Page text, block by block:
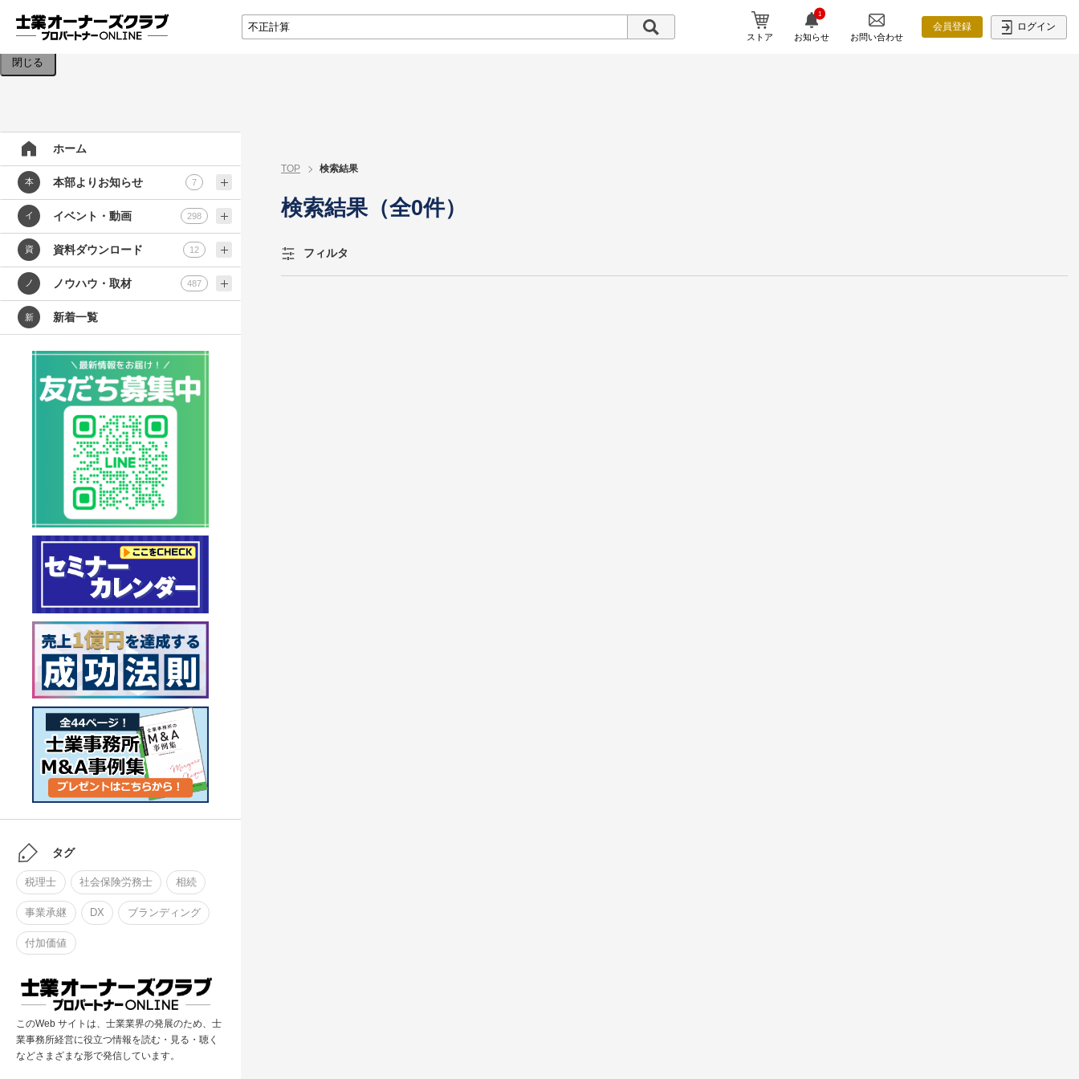
ストア
1
お知らせ お問い合わせ
会員登録 ログイン
検索条件を入力してください。
閉じる
ホーム
本 本部よりお知らせ 7
イ イベント・動画 298
資 資料ダウンロード 12
ノ ノウハウ・取材 487
新 新着一覧
タグ
税理士 社会保険労務士 相続
事業承継 DX ブランディング
付加価値
このWeb サイトは、士業業界の発展のため、士
業事務所経営に役立つ情報を読む・見る・聴く
などさまざまな形で発信しています。
TOP 検索結果
検索結果（全0件）
フィルタ